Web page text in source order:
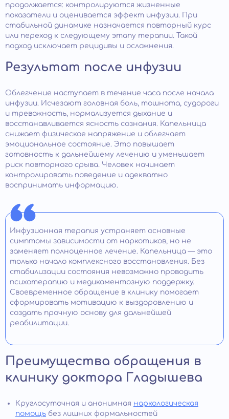
продолжается: контролируются жизненные
показатели и оценивается эффект инфузии. При
стабильной динамике назначается повторный курс
или переход к следующему этапу терапии. Такой
подход исключает рецидивы и осложнения.
Результат после инфузии
Облегчение наступает в течение часа после начала
инфузии. Исчезают головная боль, тошнота, судороги
и тревожность, нормализуется дыхание и
восстанавливается ясность сознания. Капельница
снижает физическое напряжение и облегчает
эмоциональное состояние. Это повышает
готовность к дальнейшему лечению и уменьшает
риск повторного срыва. Человек начинает
контролировать поведение и адекватно
воспринимать информацию.
Инфузионная терапия устраняет основные
симптомы зависимости от наркотиков, но не
заменяет полноценное лечение. Капельница — это
только начало комплексного восстановления. Без
стабилизации состояния невозможно проводить
психотерапию и медикаментозную поддержку.
Своевременное обращение в клинику помогает
сформировать мотивацию к выздоровлению и
создать прочную основу для дальнейшей
реабилитации.
Преимущества обращения в
клинику доктора Гладышева
Круглосуточная и анонимная наркологическая
помощь без лишних формальностей